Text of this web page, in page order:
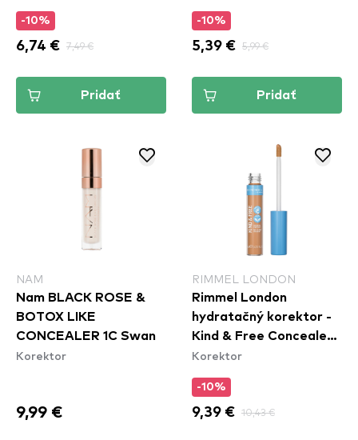
-10%
6,74 € 7,49 €
Pridať
-10%
5,39 € 5,99 €
Pridať
NAM
Nam BLACK ROSE &
BOTOX LIKE
CONCEALER 1C Swan
Korektor
9,99 €
RIMMEL LONDON
Rimmel London
hydratačný korektor -
Kind & Free Concealer -
30 Medium
Korektor
-10%
9,39 € 10,43 €